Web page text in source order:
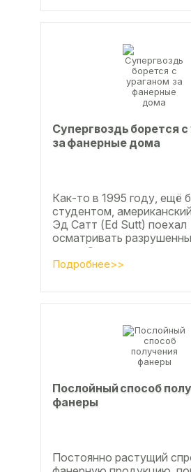
Супергвоздь борется
за фанерные дома
Как-то в 1995 году, ещё
студентом,
Эд Сатт (Ed Sutt) поехал
осматривать
дома. Он удивился, что
стихии в большинстве
Подробнее>>
Послойный способ
фанеры
Постоянно растущий